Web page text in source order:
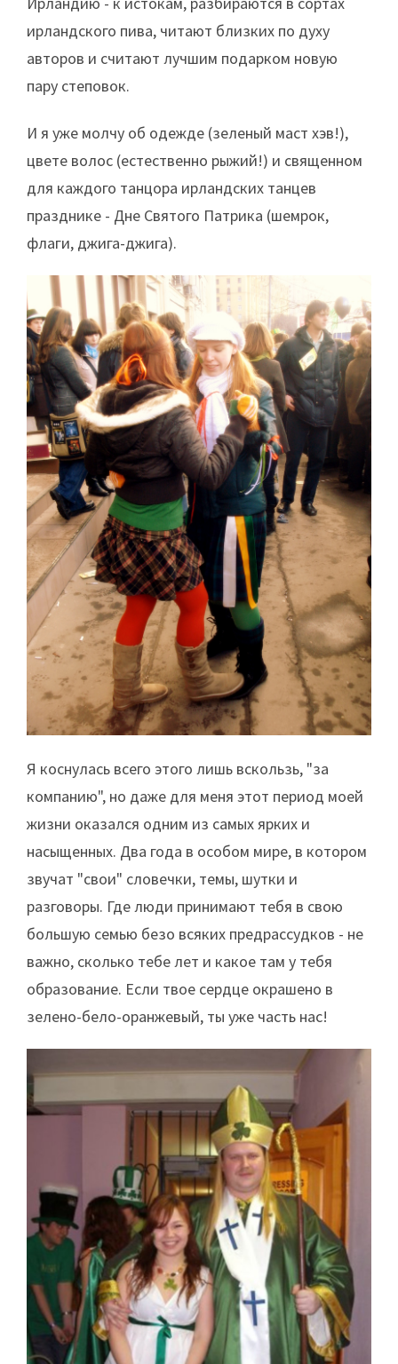
ирландского пива, читают близких по духу
авторов и считают лучшим подарком новую
пару степовок.
И я уже молчу об одежде (зеленый маст хэв!),
цвете волос (естественно рыжий!) и священном
для каждого танцора ирландских танцев
празднике - Дне Святого Патрика (шемрок,
флаги, джига-джига).
Я коснулась всего этого лишь вскользь, "за
компанию", но даже для меня этот период моей
жизни оказался одним из самых ярких и
насыщенных. Два года в особом мире, в котором
звучат "свои" словечки, темы, шутки и
разговоры. Где люди принимают тебя в свою
большую семью безо всяких предрассудков - не
важно, сколько тебе лет и какое там у тебя
образование. Если твое сердце окрашено в
зелено-бело-оранжевый, ты уже часть нас!